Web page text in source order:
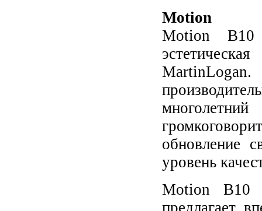
Motion
Motion B10
обновление
уровень
Motion B10